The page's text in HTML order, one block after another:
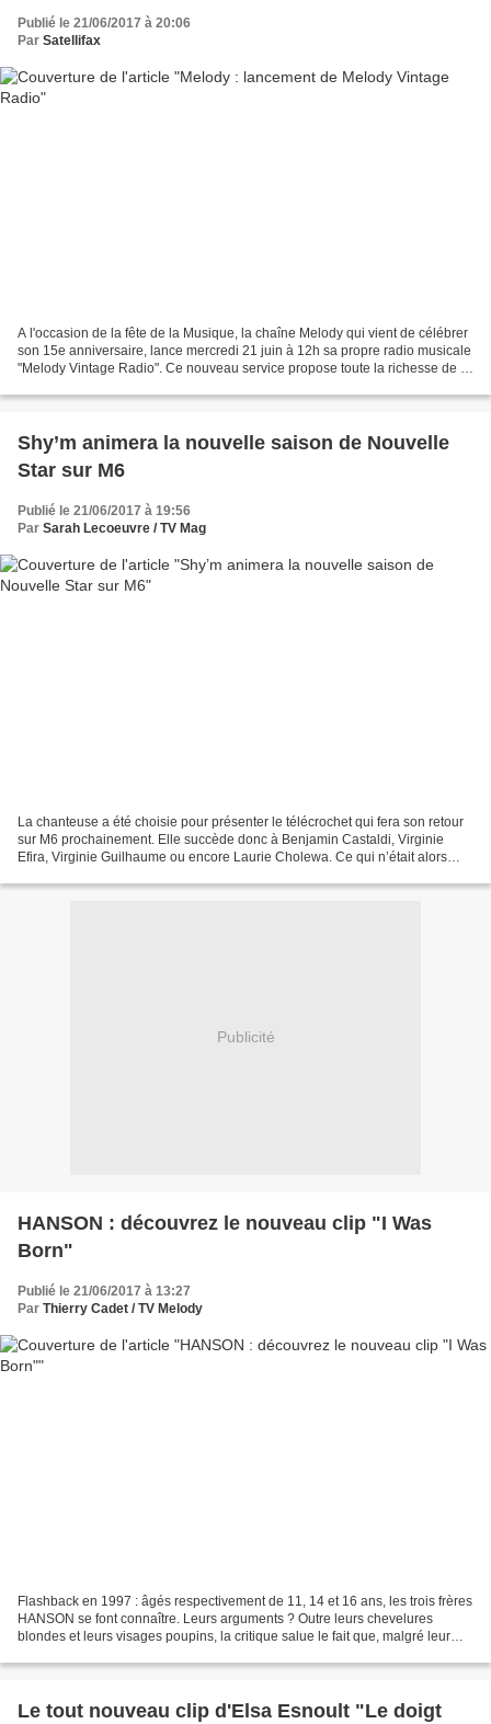
Publié le 21/06/2017 à 20:06
Par Satellifax
A l'occasion de la fête de la Musique, la chaîne Melody qui vient de célébrer
son 15e anniversaire, lance mercredi 21 juin à 12h sa propre radio musicale
"Melody Vintage Radio". Ce nouveau service propose toute la richesse de la
Shy’m animera la nouvelle saison de Nouvelle
Star sur M6
Publié le 21/06/2017 à 19:56
Par Sarah Lecoeuvre / TV Mag
La chanteuse a été choisie pour présenter le télécrochet qui fera son retour
sur M6 prochainement. Elle succède donc à Benjamin Castaldi, Virginie
Efira, Virginie Guilhaume ou encore Laurie Cholewa. Ce qui n’était alors
Publicité
HANSON : découvrez le nouveau clip "I Was
Born"
Publié le 21/06/2017 à 13:27
Par Thierry Cadet / TV Melody
Flashback en 1997 : âgés respectivement de 11, 14 et 16 ans, les trois frères
HANSON se font connaître. Leurs arguments ? Outre leurs chevelures
blondes et leurs visages poupins, la critique salue le fait que, malgré leur
Le tout nouveau clip d'Elsa Esnoult "Le doigt